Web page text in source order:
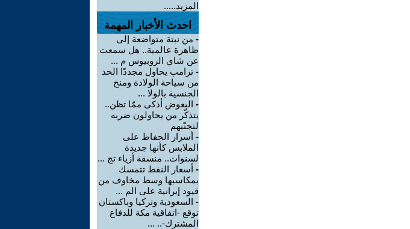
المزيد.....
احدث الأخبار المهمة
- من نبتة متواضعة إلى
ظاهرة عالمية.. هل سمعت
عن شاي الروبيوس م ...
- ترامب يحاول مجددًا الحد
من سياحة الولادة ومنح
الجنسية بالولا ...
- البعوض أذكى ممّا تظن..
يتذكّر من يحاولون ضربه
لتجنّبهم
- أسرار الحفاظ على
الملابس كأنها جديدة
لسنوات.. منسقة أزياء تج ...
- أسعار النفط تتمسك
بمكاسبها وسط مخاوف من
قيود إيرانية على الم ...
- السعودية وتركيا وباكستان
توقع -اتفاقية مكة للدفاع
المشترك-.. ...